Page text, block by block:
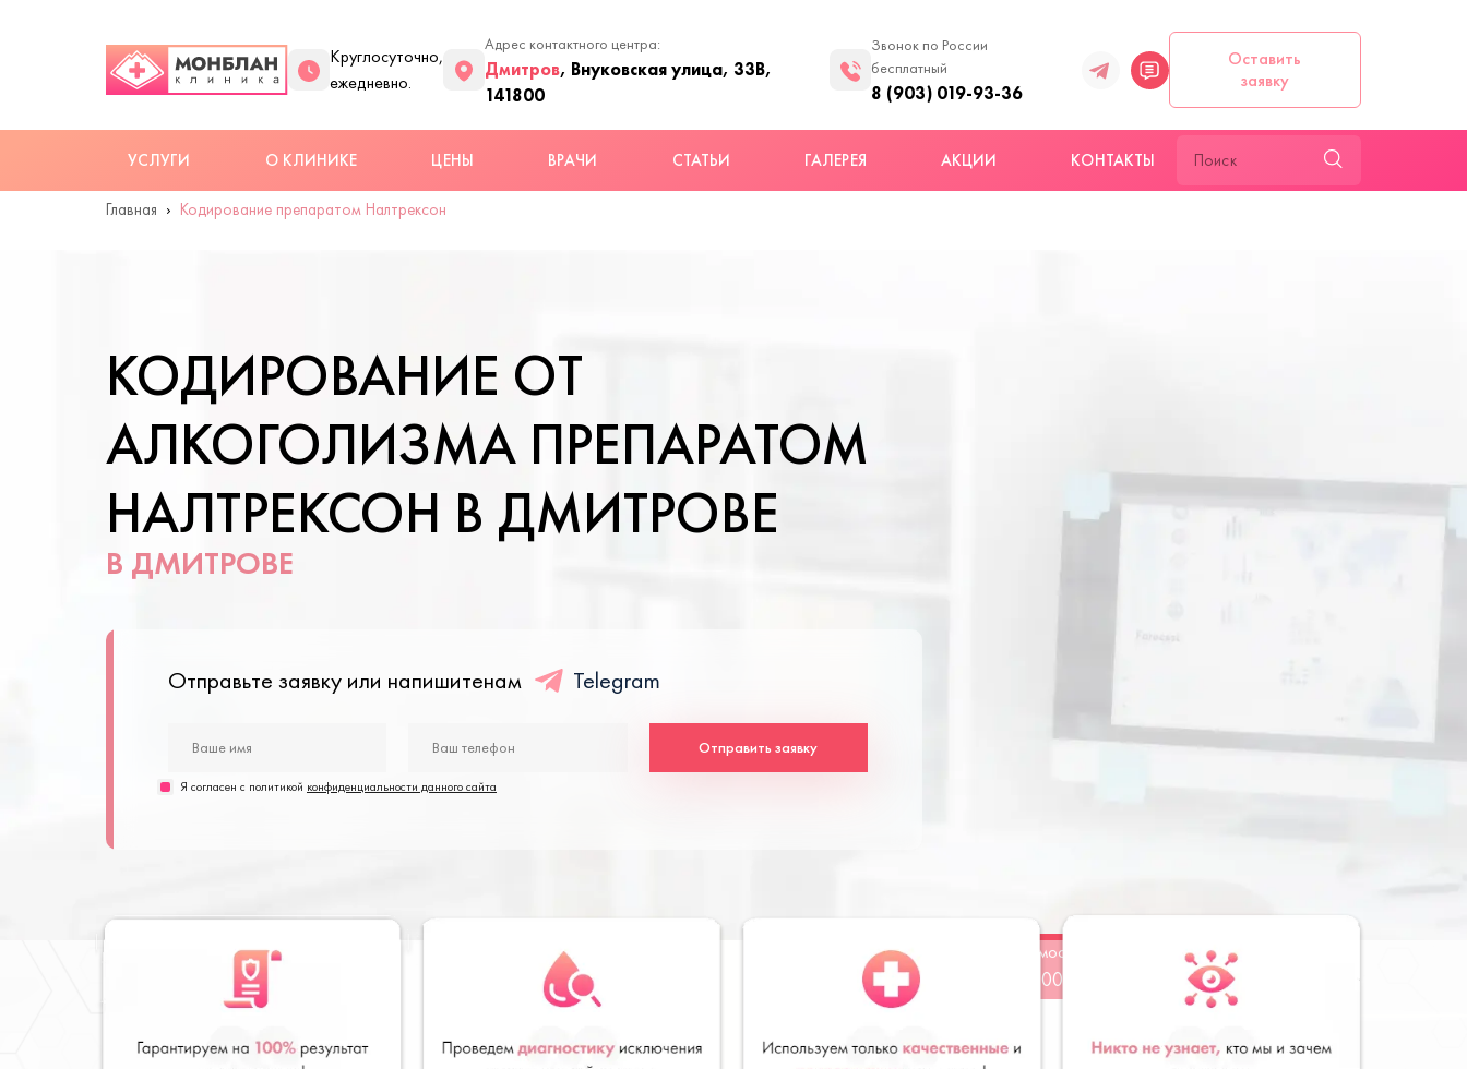
Круглосуточно,
ежедневно.
Адрес контактного центра:
Дмитров, Внуковская улица, 33В,
141800
Звонок по России
бесплатный
8 (903) 019-93-36
Оставить
заявку
УСЛУГИ О КЛИНИКЕ ЦЕНЫ ВРАЧИ СТАТЬИ ГАЛЕРЕЯ АКЦИИ КОНТАКТЫ
Главная Кодирование препаратом Налтрексон
КОДИРОВАНИЕ ОТ
АЛКОГОЛИЗМА ПРЕПАРАТОМ
НАЛТРЕКСОН В ДМИТРОВЕ
В ДМИТРОВЕ
Отправьте заявку или напишитенам Telegram
Отправить заявку
Я согласен с политикой конфиденциальности данного сайта
Стоимость
от 11000 руб
Заказать